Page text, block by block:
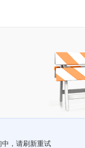
中，请刷新重试